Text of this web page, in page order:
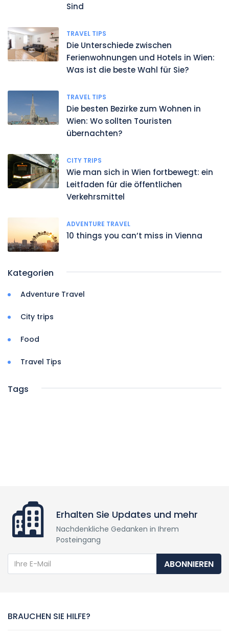
Sind
TRAVEL TIPS
Die Unterschiede zwischen
Ferienwohnungen und Hotels in Wien:
Was ist die beste Wahl für Sie?
TRAVEL TIPS
Die besten Bezirke zum Wohnen in
Wien: Wo sollten Touristen
übernachten?
CITY TRIPS
Wie man sich in Wien fortbewegt: ein
Leitfaden für die öffentlichen
Verkehrsmittel
ADVENTURE TRAVEL
10 things you can’t miss in Vienna
Kategorien
Adventure Travel
City trips
Food
Travel Tips
Tags
Erhalten Sie Updates und mehr
Nachdenkliche Gedanken in Ihrem
Posteingang
ABONNIEREN
BRAUCHEN SIE HILFE?